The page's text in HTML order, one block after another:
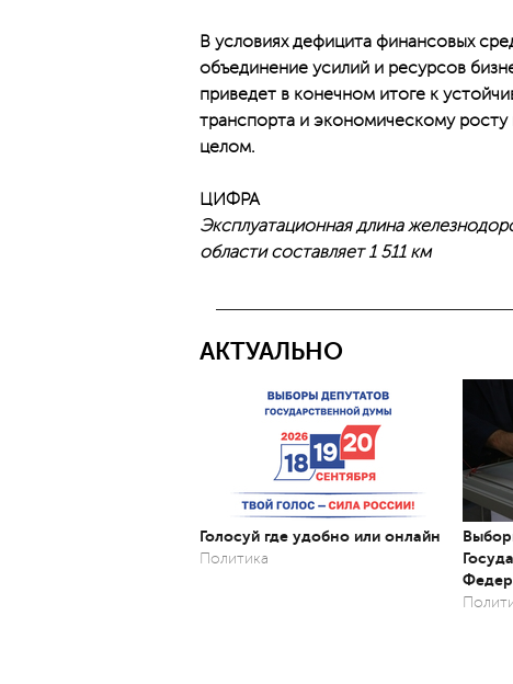
В условиях дефицита финансовых
объединение усилий и ресурсов
приведет в конечном итоге к
транспорта и экономическому
целом.
ЦИФРА
Эксплуатационная длина
области составляет 1 511 км
АКТУАЛЬНО
Голосуй где удобно или онлайн
Политика